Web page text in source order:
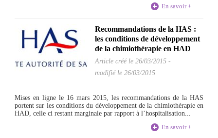
En savoir +
Recommandations de la HAS :
les conditions de développement
de la chimiothérapie en HAD
Article créé le 26/03/2015 -
modifié le 26/03/2015
Mises en ligne le 16 mars 2015, les recommandations de la HAS
portent sur les conditions du développement de la chimiothérapie en
HAD, celle ci restant marginale par rapport à l’hospitalisation...
En savoir +